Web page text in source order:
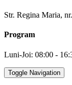
Str. Regina Maria,
Program
Luni-Joi: 08:00 -
Toggle Navigation